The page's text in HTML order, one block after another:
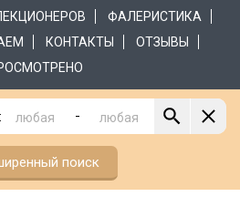
ФАЛЕРИСТИКА
КОНТАКТЫ
ОТЗЫВЫ
-
поиск